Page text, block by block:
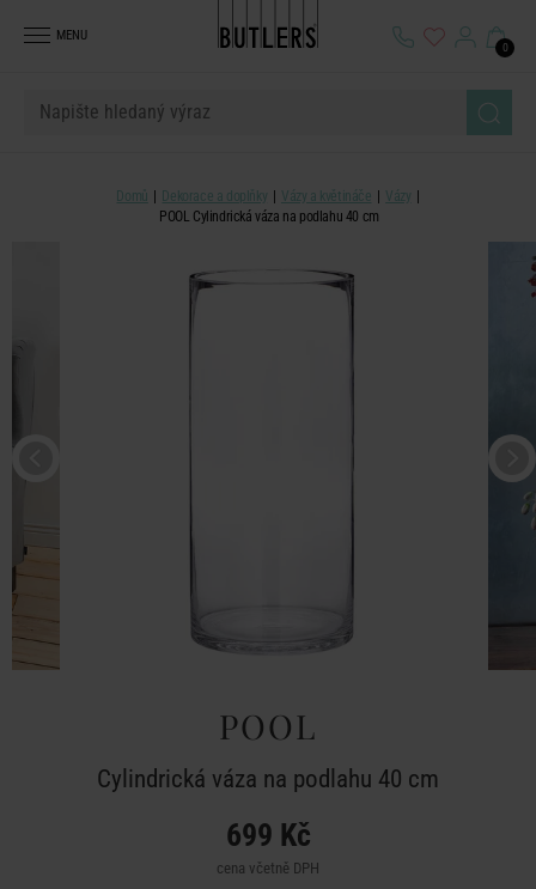
MENU
0
Domů Dekorace a doplňky Vázy a květináče
Vázy
POOL Cylindrická váza na podlahu 40 cm
POOL
Cylindrická váza na podlahu 40 cm
699 Kč
cena včetně DPH